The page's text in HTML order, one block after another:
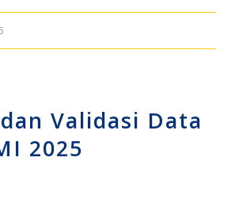
Validasi Data
2025